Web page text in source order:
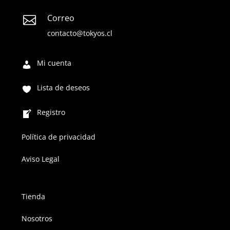
 Correo
contacto@tokyos.cl
Mi cuenta
Lista de deseos
Registro
Política de privacidad
Aviso Legal
Tienda
Nosotros